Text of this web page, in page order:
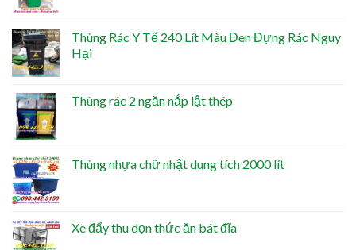
Thùng Rác Y Tế 240 Lít Màu Đen Đựng Rác Nguy
Hại
Thùng rác 2 ngăn nắp lật thép
Thùng nhựa chữ nhật dung tích 2000 lít
Xe đẩy thu dọn thức ăn bát đĩa